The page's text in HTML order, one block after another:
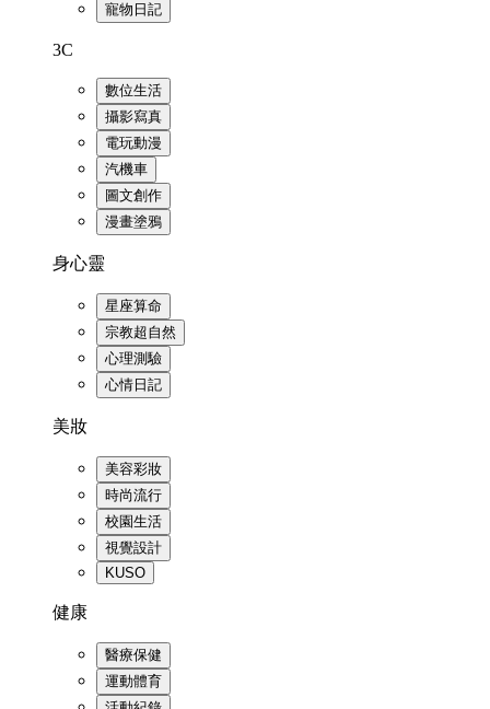
寵物日記
3C
數位生活
攝影寫真
電玩動漫
汽機車
圖文創作
漫畫塗鴉
身心靈
星座算命
宗教超自然
心理測驗
心情日記
美妝
美容彩妝
時尚流行
校園生活
視覺設計
KUSO
健康
醫療保健
運動體育